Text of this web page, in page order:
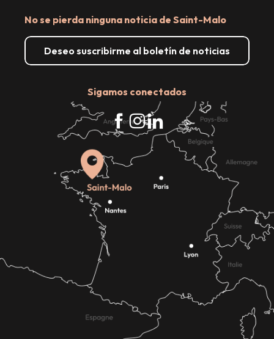
No se pierda ninguna noticia de Saint-Malo
Deseo suscribirme al boletín de noticias
Sigamos conectados